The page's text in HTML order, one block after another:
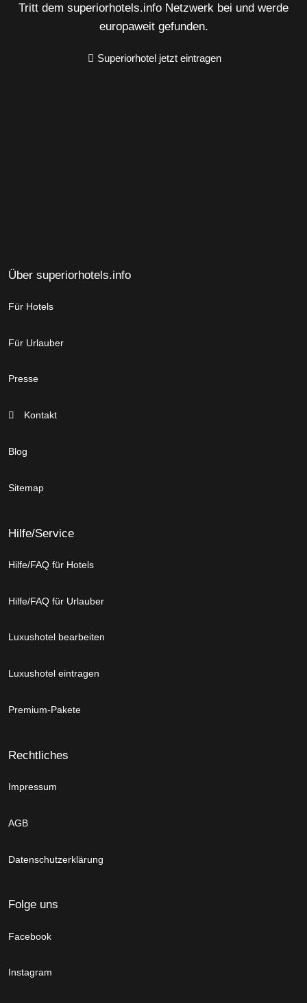
Tritt dem superiorhotels.info Netzwerk bei und werde
europaweit gefunden.
Superiorhotel jetzt eintragen
Über superiorhotels.info
Für Hotels
Für Urlauber
Presse
Kontakt
Blog
Sitemap
Hilfe/Service
Hilfe/FAQ für Hotels
Hilfe/FAQ für Urlauber
Luxushotel bearbeiten
Luxushotel eintragen
Premium-Pakete
Rechtliches
Impressum
AGB
Datenschutzerklärung
Folge uns
Facebook
Instagram